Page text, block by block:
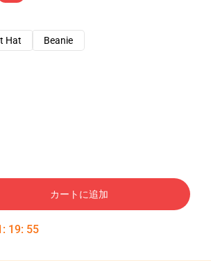
Hat
Beanie
カートに追加
: 19: 54